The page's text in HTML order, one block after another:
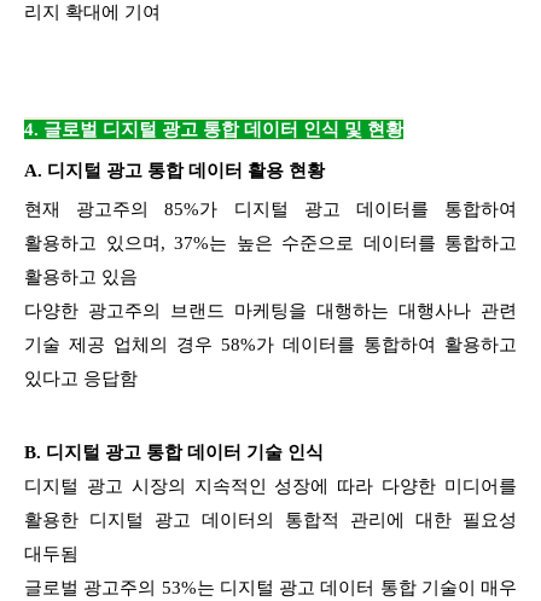
리지 확대에 기여
4. 글로벌 디지털 광고 통합 데이터 인식 및 현황
A. 디지털 광고 통합 데이터 활용 현황
현재 광고주의 85%가 디지털 광고 데이터를 통합하여
활용하고 있으며, 37%는 높은 수준으로 데이터를 통합하고
활용하고 있음
다양한 광고주의 브랜드 마케팅을 대행하는 대행사나 관련
기술 제공 업체의 경우 58%가 데이터를 통합하여 활용하고
있다고 응답함
B. 디지털 광고 통합 데이터 기술 인식
디지털 광고 시장의 지속적인 성장에 따라 다양한 미디어를
활용한 디지털 광고 데이터의 통합적 관리에 대한 필요성
대두됨
글로벌 광고주의 53%는 디지털 광고 데이터 통합 기술이 매우